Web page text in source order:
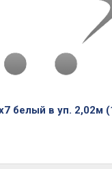
белый в уп. 2,02м